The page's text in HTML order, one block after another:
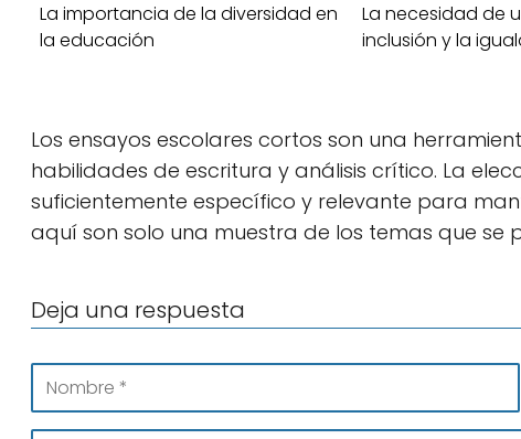
La importancia de la diversidad en
la educación
La necesidad de
inclusión y la
Los ensayos escolares cortos son una
habilidades de escritura y análisis crítico. La
suficientemente específico y relevante para
aquí son solo una muestra de los temas que
Deja una respuesta